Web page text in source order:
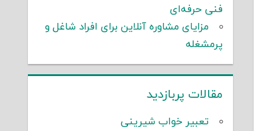
فنی حرفه‌ای
مزایای مشاوره آنلاین برای افراد شاغل و
پرمشغله
مقالات پربازدید
تعبیر خواب شیرینی